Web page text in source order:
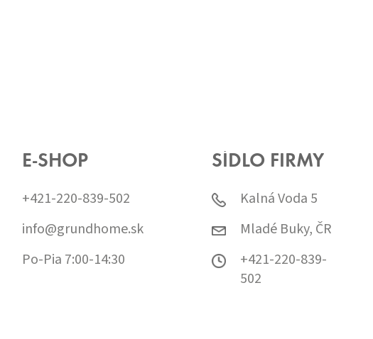
E-SHOP
+421-220-839-502
info@grundhome.sk
Po-Pia 7:00-14:30
SÍDLO FIRMY
Kalná Voda 5
Mladé Buky, ČR
+421-220-839-
502